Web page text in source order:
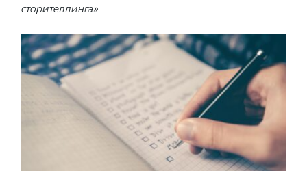
сторителлинга»